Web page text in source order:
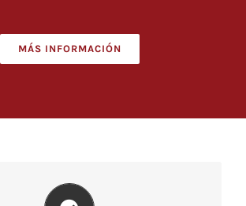
MÁS INFORMACIÓN
CÓMODO Y ECONÓMICO